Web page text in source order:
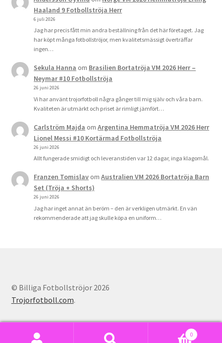
Haaland 9 Fotbollströja Herr
6 juli 2026
Jag har precis fått min andra beställning från det här företaget. Jag
har köpt många fotbollströjor, men kvalitetsmässigt överträffar
ingen…
Sekula Hanna om Brasilien Bortatröja VM 2026 Herr –
Neymar #10 Fotbollströja
26 juni 2026
Vi har använt trojorfotboll några gånger till mig själv och våra barn.
Kvaliteten är utmärkt och priset är rimligt jämfört…
Carlström Majda omArgentina Hemmatröja VM 2026 Herr
Lionel Messi #10 Kortärmad Fotbollströja
26 juni 2026
Allt fungerade smidigt och leveranstiden var 12 dagar, inga klagomål.
Franzen TomislavomAustralien VM 2026 Bortatröja Barn
Set (Tröja + Shorts)
26 juni 2026
Jag har inget annat än beröm – den är verkligen utmärkt. En vän
rekommenderade att jag skulle köpa en uniform…
© Billiga Fotbollströjor 2026
Trojorfotboll.com.
0